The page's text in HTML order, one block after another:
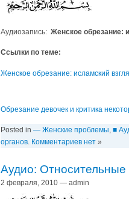
Аудиозапись: Женское обрезание:
Ссылки по теме:
Женское обрезание: исламский
Обрезание девочек и критика
Posted in — Женские проблемы, ■
органов. Комментариев нет »
Аудио: Относительные
2 февраля, 2010 — admin